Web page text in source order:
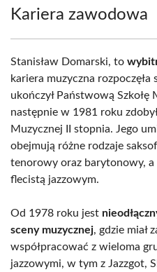
Kariera zawodowa
Stanisław Domarski, to
kariera muzyczna
ukończył Państwową Szkołę
następnie w 1981 roku
Muzycznej II stopnia. Jego
obejmują różne rodzaje
tenorowy oraz barytonowy,
flecistą jazzowym.
Od 1978 roku jest
sceny muzycznej, gdzie miał
współpracować z wieloma
jazzowymi, w tym z Jazzgot,